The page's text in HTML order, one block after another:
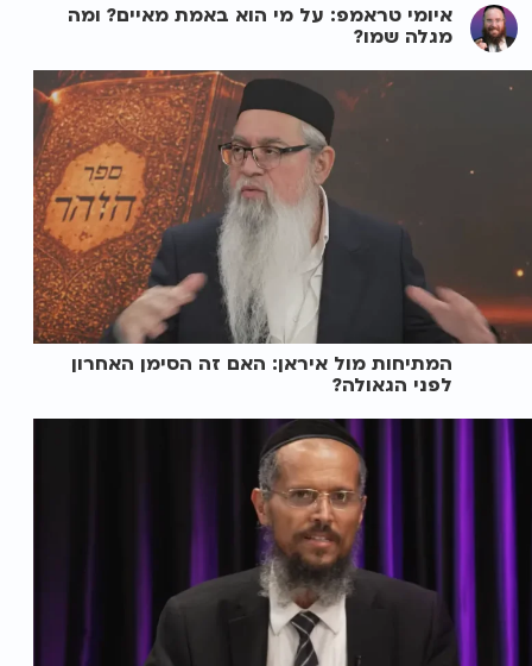
איומי טראמפ: על מי הוא באמת מאיים? ומה
מגלה שמו?
המתיחות מול איראן: האם זה הסימן האחרון
לפני הגאולה?